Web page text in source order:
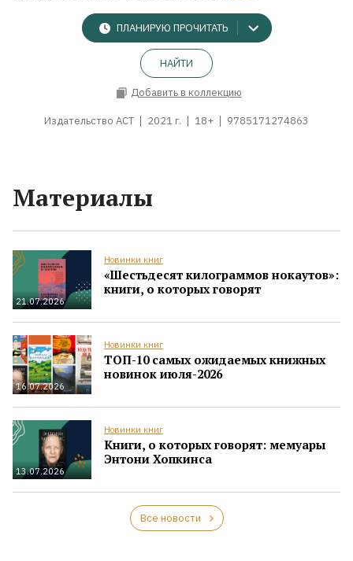
ПЛАНИРУЮ ПРОЧИТАТЬ
НАЙТИ
Добавить в коллекцию
Издательство АСТ 2021 г. 18+ 9785171274863
Материалы
21.07.2026
Новинки книг
«Шестьдесят килограммов нокаутов»:
книги, о которых говорят
16.07.2026
Новинки книг
ТОП-10 самых ожидаемых книжных
новинок июля-2026
13.07.2026
Новинки книг
Книги, о которых говорят: мемуары
Энтони Хопкинса
Все новости